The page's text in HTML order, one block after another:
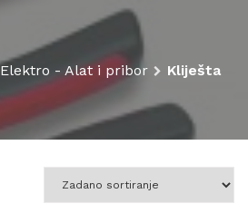
Elektro - Alat i pribor Kliješta